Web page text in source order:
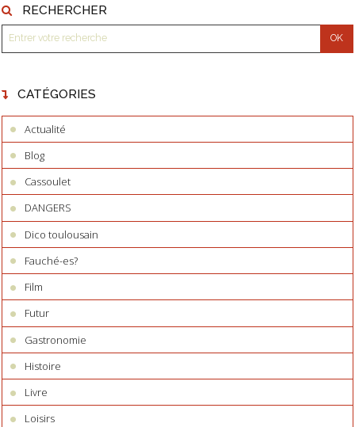
RECHERCHER
CATÉGORIES
Actualité
Blog
Cassoulet
DANGERS
Dico toulousain
Fauché-es?
Film
Futur
Gastronomie
Histoire
Livre
Loisirs